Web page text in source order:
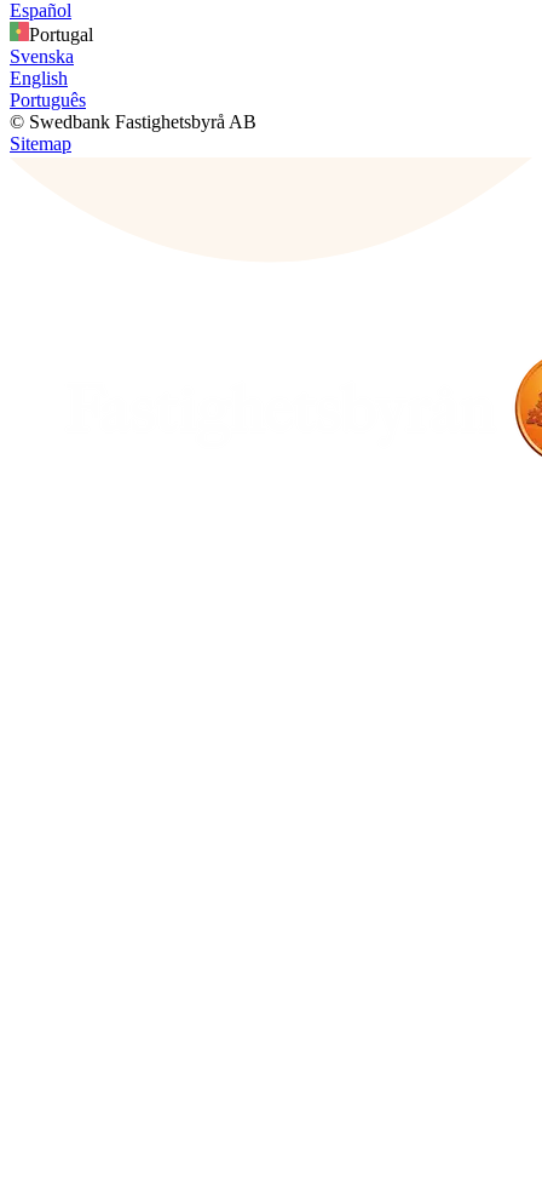
Español
Portugal
Svenska
English
Português
© Swedbank Fastighetsbyrå AB
Sitemap